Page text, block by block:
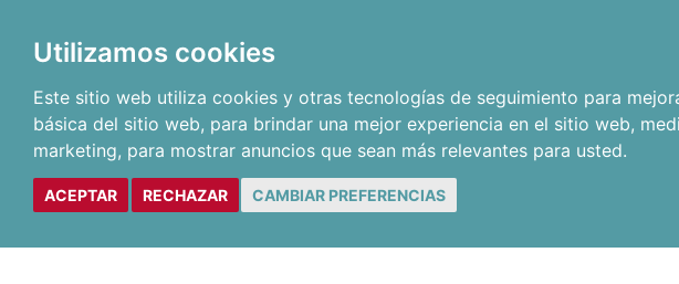
Utilizamos cookies
Este sitio web utiliza cookies y otras tecnologías de seguimiento para
básica del sitio web, para brindar una mejor experiencia en el sitio web,
marketing, para mostrar anuncios que sean más relevantes para usted.
ACEPTAR RECHAZAR CAMBIAR PREFERENCIAS